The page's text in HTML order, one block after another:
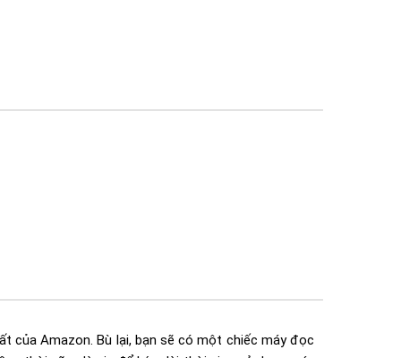
của Amazon. Bù lại, bạn sẽ có một chiếc máy đọc